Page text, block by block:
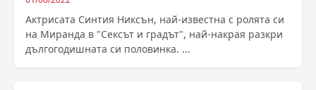
Актрисата Синтия Никсън, най-известна с ролята си
на Миранда в "Сексът и градът", най-накрая разкри
дългогодишната си половинка. ...